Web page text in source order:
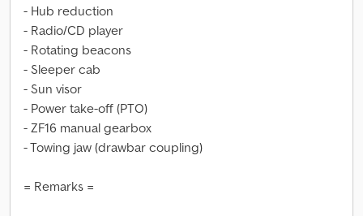
- Hub reduction
- Radio/CD player
- Rotating beacons
- Sleeper cab
- Sun visor
- Power take-off (PTO)
- ZF16 manual gearbox
- Towing jaw (drawbar coupling)
= Remarks =